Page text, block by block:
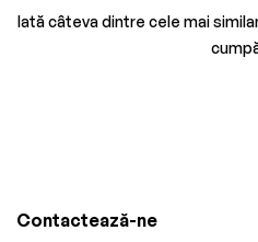
Iată câteva dintre cele mai
Contactează-ne